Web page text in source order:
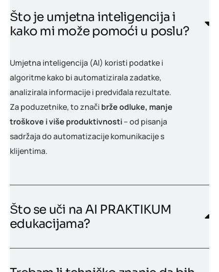
Što je umjetna inteligencija i
kako mi može pomoći u poslu?
Umjetna inteligencija (AI) koristi podatke i
algoritme kako bi automatizirala zadatke,
analizirala informacije i predviđala rezultate.
Za poduzetnike, to znači brže odluke, manje
troškove i više produktivnosti– od pisanja
sadržaja do automatizacije komunikacije s
klijentima.
Što se uči na AI PRAKTIKUM
edukacijama?